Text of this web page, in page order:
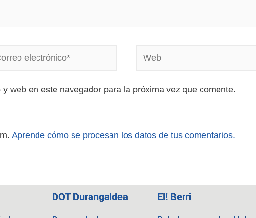
web en este navegador para la próxima vez que comente.
Aprende cómo se procesan los datos de tus comentarios.
DOT Durangaldea EI! Berri